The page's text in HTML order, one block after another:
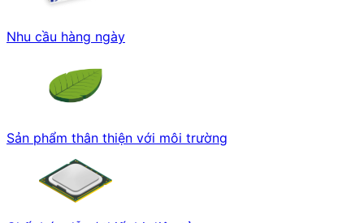
Nhu cầu hàng ngày
Sản phẩm thân thiện với môi trường